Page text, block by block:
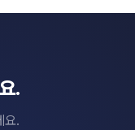
.
요.